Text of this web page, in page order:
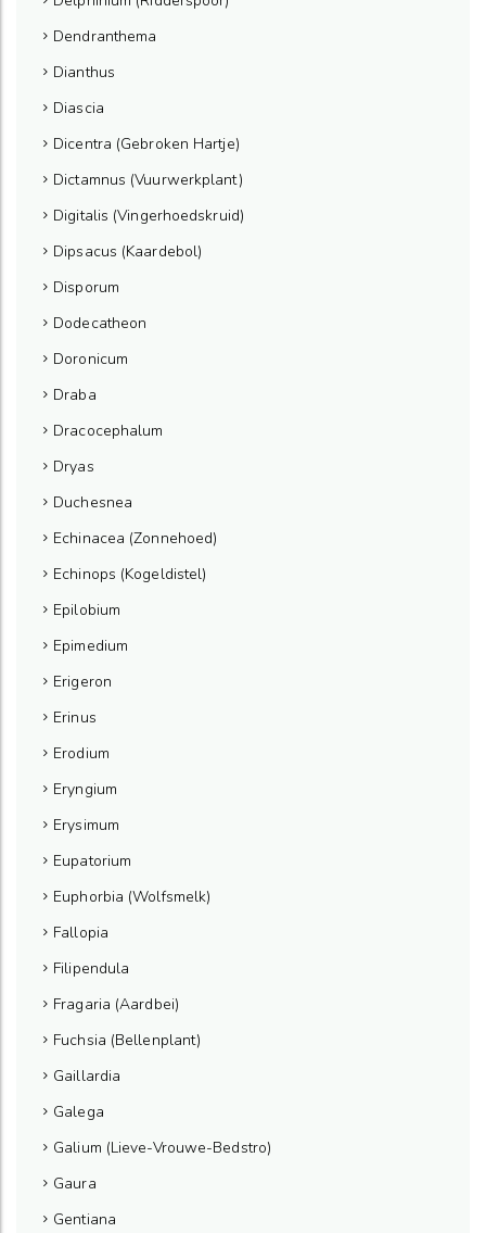
Dendranthema
Dianthus
Diascia
Dicentra (Gebroken Hartje)
Dictamnus (Vuurwerkplant)
Digitalis (Vingerhoedskruid)
Dipsacus (Kaardebol)
Disporum
Dodecatheon
Doronicum
Draba
Dracocephalum
Dryas
Duchesnea
Echinacea (Zonnehoed)
Echinops (Kogeldistel)
Epilobium
Epimedium
Erigeron
Erinus
Erodium
Eryngium
Erysimum
Eupatorium
Euphorbia (Wolfsmelk)
Fallopia
Filipendula
Fragaria (Aardbei)
Fuchsia (Bellenplant)
Gaillardia
Galega
Galium (Lieve-Vrouwe-Bedstro)
Gaura
Gentiana